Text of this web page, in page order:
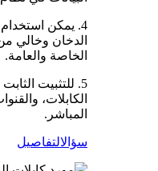
الدخان وخالي من
الخاصة والعامة.
5. للتثبيت
الكابلات،
المباشر.
سؤالالتفاصيل